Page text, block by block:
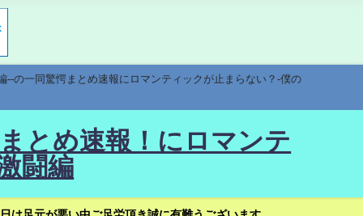
の一同驚愕まとめ速報にロマンティックが止まらない？-僕の
とめ速報！にロマンテ
闘編